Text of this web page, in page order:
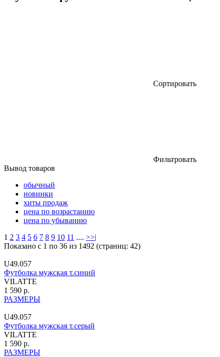
Сортировать
Фильтровать
Вывод товаров
обычный
новинки
хиты продаж
цена по возрастанию
цена по убыванию
1 2 3 4 5 6 7 8 9 10 11 .... >>|
Показано с 1 по 36 из 1492 (страниц: 42)
U49.057
Футболка мужская т.синий
VILATTE
1 590 р.
РАЗМЕРЫ
U49.057
Футболка мужская т.серый
VILATTE
1 590 р.
РАЗМЕРЫ